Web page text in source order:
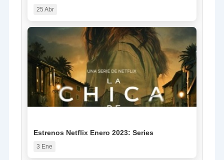
25 Abr
Estrenos Netflix Enero 2023: Series
3 Ene